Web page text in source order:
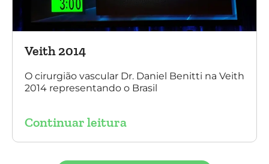
Veith 2014
O cirurgião vascular Dr. Daniel Benitti na Veith
2014 representando o Brasil
Continuar leitura